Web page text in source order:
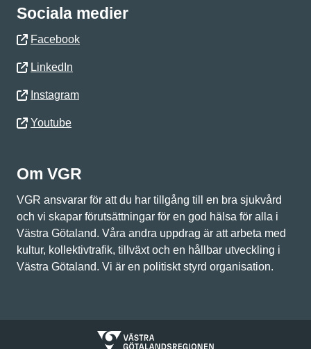
Sociala medier
Facebook
LinkedIn
Instagram
Youtube
Om VGR
VGR ansvarar för att du har tillgång till en bra sjukvård
och vi skapar förutsättningar för en god hälsa för alla i
Västra Götaland. Våra andra uppdrag är att arbeta med
kultur, kollektivtrafik, tillväxt och en hållbar utveckling i
Västra Götaland. Vi är en politiskt styrd organisation.